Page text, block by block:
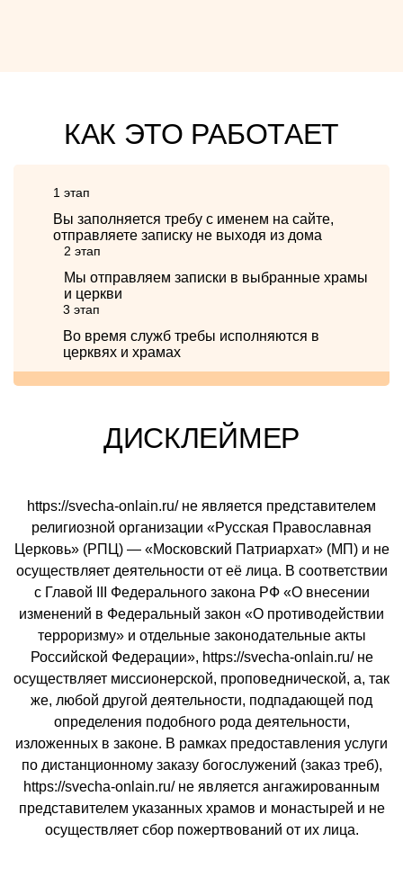
КАК ЭТО РАБОТАЕТ
1 этап
Вы заполняется требу с именем на сайте,
отправляете записку не выходя из дома
2 этап
Мы отправляем записки в выбранные храмы
и церкви
3 этап
Во время служб требы исполняются в
церквях и храмах
ДИСКЛЕЙМЕР
https://svecha-onlain.ru/ не является представителем
религиозной организации «Русская Православная
Церковь» (РПЦ) — «Московский Патриархат» (МП) и не
осуществляет деятельности от её лица. В соответствии
с Главой III Федерального закона РФ «О внесении
изменений в Федеральный закон «О противодействии
терроризму» и отдельные законодательные акты
Российской Федерации», https://svecha-onlain.ru/ не
осуществляет миссионерской, проповеднической, а, так
же, любой другой деятельности, подпадающей под
определения подобного рода деятельности,
изложенных в законе. В рамках предоставления услуги
по дистанционному заказу богослужений (заказ треб),
https://svecha-onlain.ru/ не является ангажированным
представителем указанных храмов и монастырей и не
осуществляет сбор пожертвований от их лица.